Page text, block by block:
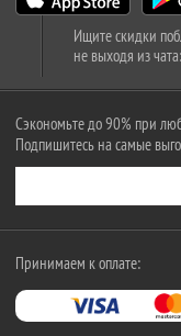
Ищите скидки
не выходя из чата:
Сэкономьте до 90% при
Подпишитесь на самые
Принимаем к оплате: